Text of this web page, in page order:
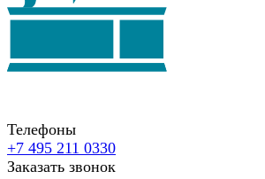
Телефоны
+7 495 211 0330
Заказать звонок